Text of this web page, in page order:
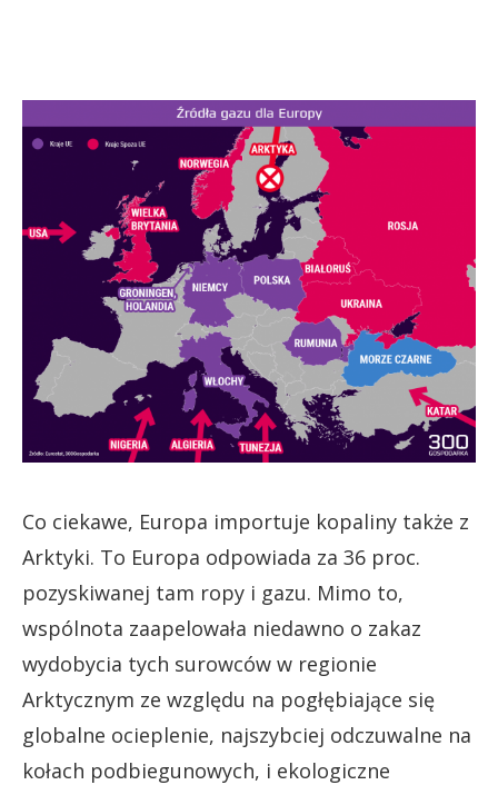
Co ciekawe, Europa importuje kopaliny także z
Arktyki. To Europa odpowiada za 36 proc.
pozyskiwanej tam ropy i gazu. Mimo to,
wspólnota zaapelowała niedawno o zakaz
wydobycia tych surowców w regionie
Arktycznym ze względu na pogłębiające się
globalne ocieplenie, najszybciej odczuwalne na
kołach podbiegunowych, i ekologiczne